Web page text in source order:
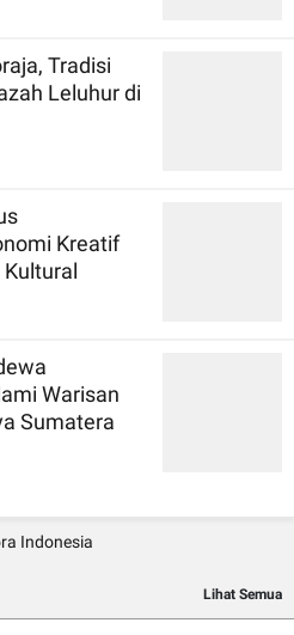
Tradisi
Leluhur di
Kreatif
Warisan
Sumatera
Lihat Semua